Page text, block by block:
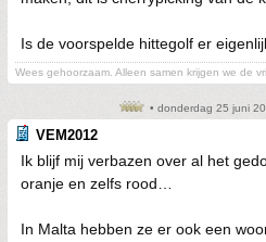
Is de voorspelde hittegolf er
Wees gehoorzaam. Alleen samen krijgen we de
• donderdag 25 juni
VEM2012
Ik blijf mij verbazen over al het
oranje en zelfs rood…
In Malta hebben ze er ook een